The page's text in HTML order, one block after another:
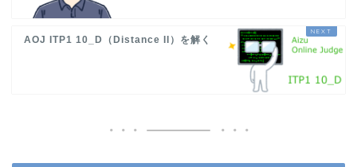
AOJ ITP1 10_D（Distance II）を解く